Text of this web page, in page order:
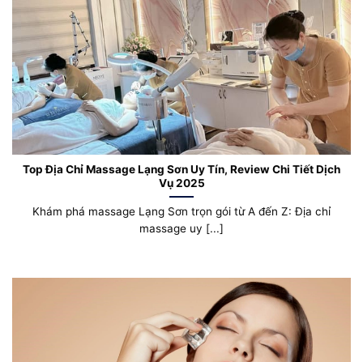
Top Địa Chỉ Massage Lạng Sơn Uy Tín, Review Chi Tiết Dịch
Vụ 2025
Khám phá massage Lạng Sơn trọn gói từ A đến Z: Địa chỉ
massage uy [...]